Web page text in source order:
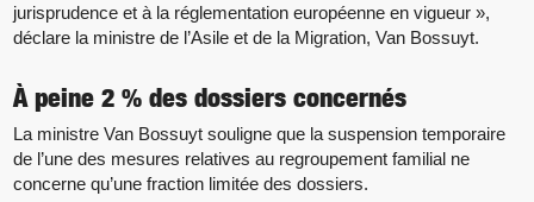
jurisprudence et à la réglementation européenne en vigueur »,
déclare la ministre de l’Asile et de la Migration, Van Bossuyt.
À peine 2 % des dossiers concernés
La ministre Van Bossuyt souligne que la suspension temporaire
de l’une des mesures relatives au regroupement familial ne
concerne qu’une fraction limitée des dossiers.